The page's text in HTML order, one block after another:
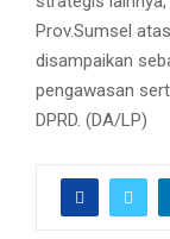
Prov.Sumsel
disampaikan
pengawasan
DPRD. (DA/LP)